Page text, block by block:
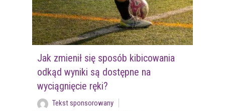
Jak zmienił się sposób kibicowania
odkąd wyniki są dostępne na
wyciągnięcie ręki?
Tekst sponsorowany